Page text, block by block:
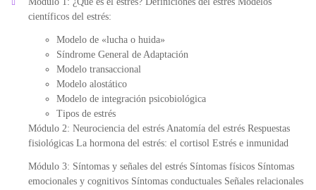
científicos del estrés:
Modelo de «lucha o huida»
Síndrome General de Adaptación
Modelo transaccional
Modelo alostático
Modelo de integración psicobiológica
Tipos de estrés
Módulo 2: Neurociencia del estrés Anatomía del estrés Respuestas
fisiológicas La hormona del estrés: el cortisol Estrés e inmunidad
Módulo 3: Síntomas y señales del estrés Síntomas físicos Síntomas
emocionales y cognitivos Síntomas conductuales Señales relacionales